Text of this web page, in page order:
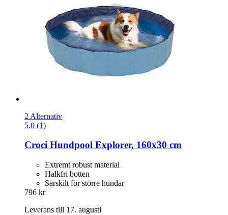
2 Alternativ
5.0 (1)
Croci Hundpool Explorer, 160x30 cm
Extremt robust material
Halkfri botten
Särskilt för större hundar
796 kr
Leverans till 17. augusti